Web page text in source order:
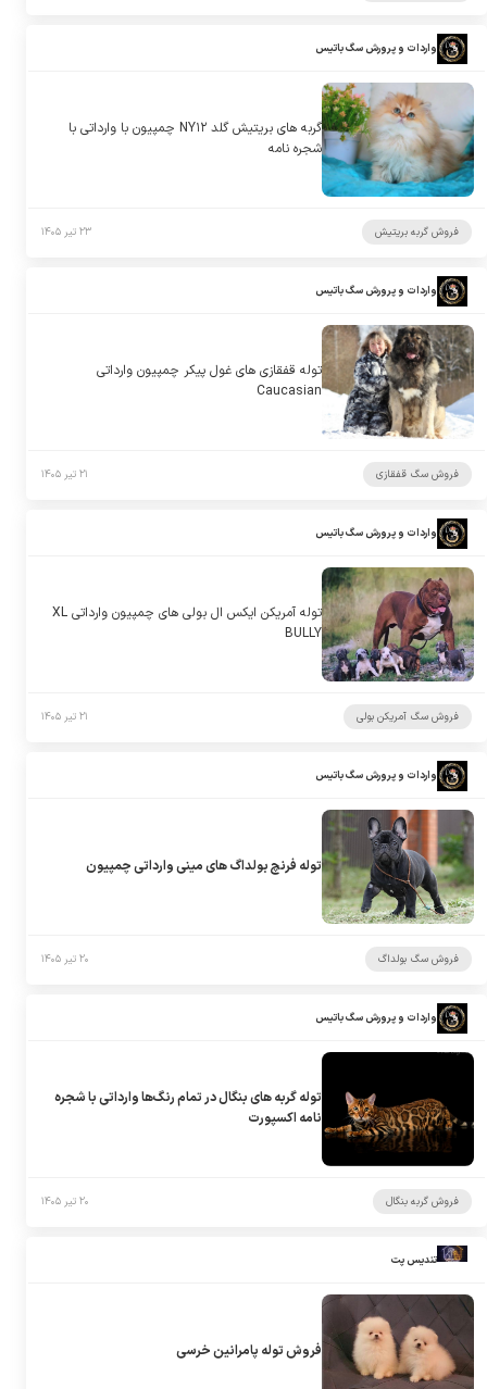
واردات و پرورش سگ باتیس
گربه های بریتیش گلد NY۱۲ چمپیون با وارداتی با
شجره نامه
فروش گربه بریتیش ۲۳ تیر ۱۴۰۵
واردات و پرورش سگ باتیس
توله قفقازی های غول پیکر چمپیون وارداتی
Caucasian
فروش سگ قفقازی ۲۱ تیر ۱۴۰۵
واردات و پرورش سگ باتیس
توله آمریکن ایکس ال بولی های چمپیون وارداتی XL
BULLY
فروش سگ آمریکن بولی ۲۱ تیر ۱۴۰۵
واردات و پرورش سگ باتیس
توله فرنچ بولداگ های مینی وارداتی چمپیون
فروش سگ بولداگ ۲۰ تیر ۱۴۰۵
واردات و پرورش سگ باتیس
توله گربه های بنگال در تمام رنگ‌ها وارداتی با شجره
نامه اکسپورت
فروش گربه بنگال ۲۰ تیر ۱۴۰۵
تندیس پت
فروش توله پامرانین خرسی